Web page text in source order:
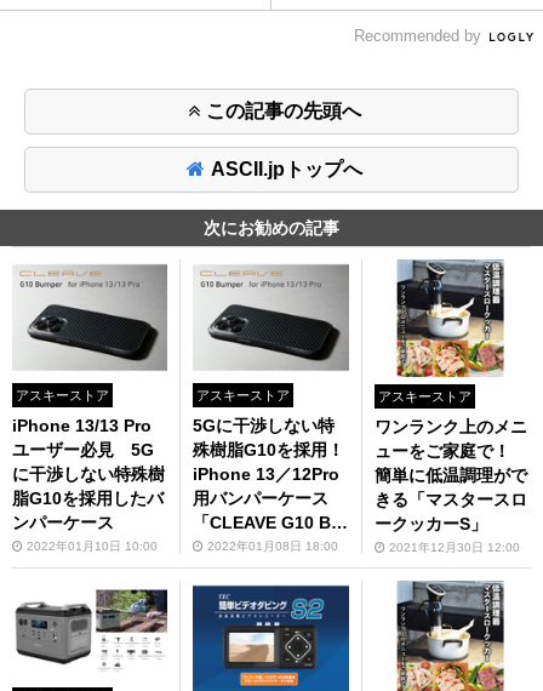
Recommended by
この記事の先頭へ
ASCII.jpトップへ
次にお勧めの記事
アスキーストア
iPhone 13/13 Pro
ユーザー必見 5G
に干渉しない特殊樹
脂G10を採用したバ
ンパーケース
2022年01月10日 10:00
アスキーストア
5Gに干渉しない特
殊樹脂G10を採用！
iPhone 13／12Pro
用バンパーケース
「CLEAVE G10 Bu
mper for iPhone 1
3/13 Pro」
2022年01月08日 18:00
アスキーストア
ワンランク上のメニ
ューをご家庭で！
簡単に低温調理がで
きる「マスタースロ
ークッカーS」
2021年12月30日 12:00